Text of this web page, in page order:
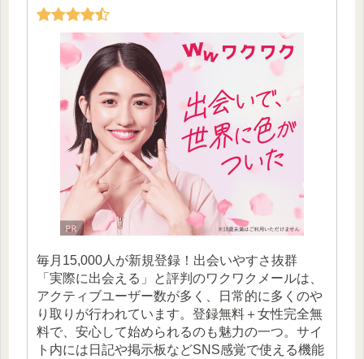
毎月15,000人が新規登録！出会いやすさ抜群
「実際に出会える」と評判のワクワクメールは、
アクティブユーザー数が多く、日常的に多くのや
り取りが行われています。登録無料＋女性完全無
料で、安心して始められるのも魅力の一つ。サイ
ト内には日記や掲示板などSNS感覚で使える機能